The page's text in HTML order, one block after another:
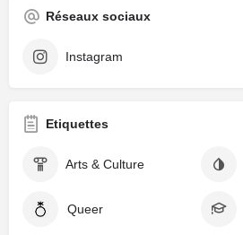
Réseaux sociaux
Instagram
Etiquettes
Arts & Culture
Queer